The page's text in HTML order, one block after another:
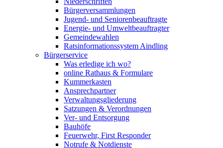
Bürgerversammlungen
Jugend- und Seniorenbeauftragte
Energie- und Umweltbeauftragter
Gemeindewahlen
Ratsinformationssystem Aindling
Bürgerservice
Was erledige ich wo?
online Rathaus & Formulare
Kummerkasten
Ansprechpartner
Verwaltungsgliederung
Satzungen & Verordnungen
Ver- und Entsorgung
Bauhöfe
Feuerwehr, First Responder
Notrufe & Notdienste